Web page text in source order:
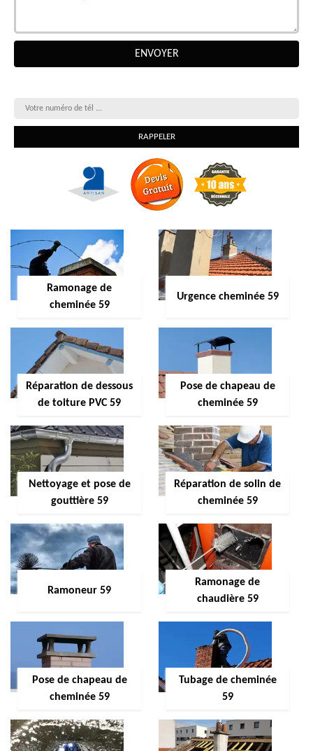
Ramonage de
cheminée 59
Urgence cheminée 59
Réparation de dessous
de toiture PVC 59
Pose de chapeau de
cheminée 59
Nettoyage et pose de
gouttière 59
Réparation de solin de
cheminée 59
Ramoneur 59
Ramonage de
chaudière 59
Pose de chapeau de
cheminée 59
Tubage de cheminée
59